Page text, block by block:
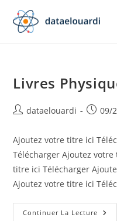
content
Livres
Auteur/autrice
la
publication :
dataelouardi 09/
Ajoutez votre titre ici
Télécharger Ajoutez
titre ici Télécharger
Ajoutez votre titre ici
Continuer La Lecture